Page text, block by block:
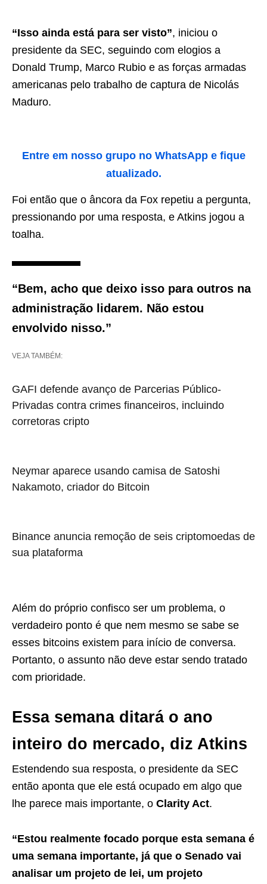
“Isso ainda está para ser visto”, iniciou o
presidente da SEC, seguindo com elogios a
Donald Trump, Marco Rubio e as forças armadas
americanas pelo trabalho de captura de Nicolás
Maduro.
Entre em nosso grupo no WhatsApp e fique
atualizado.
Foi então que o âncora da Fox repetiu a pergunta,
pressionando por uma resposta, e Atkins jogou a
toalha.
“Bem, acho que deixo isso para outros na
administração lidarem. Não estou
envolvido nisso.”
VEJA TAMBÉM:
GAFI defende avanço de Parcerias Público-
Privadas contra crimes financeiros, incluindo
corretoras cripto
Neymar aparece usando camisa de Satoshi
Nakamoto, criador do Bitcoin
Binance anuncia remoção de seis criptomoedas de
sua plataforma
Além do próprio confisco ser um problema, o
verdadeiro ponto é que nem mesmo se sabe se
esses bitcoins existem para início de conversa.
Portanto, o assunto não deve estar sendo tratado
com prioridade.
Essa semana ditará o ano
inteiro do mercado, diz Atkins
Estendendo sua resposta, o presidente da SEC
então aponta que ele está ocupado em algo que
lhe parece mais importante, o Clarity Act.
“Estou realmente focado porque esta semana é
uma semana importante, já que o Senado vai
analisar um projeto de lei, um projeto